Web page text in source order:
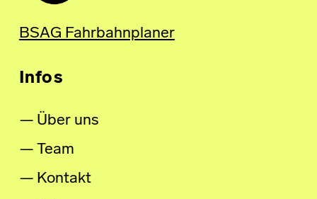
BSAG Fahrbahnplaner
Infos
Über uns
Team
Kontakt